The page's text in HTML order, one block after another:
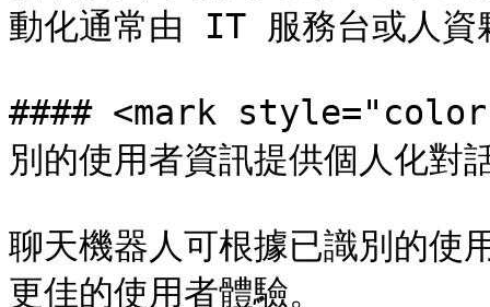
動化通常由 IT 服務台或人資
#### <mark style="color:
別的使用者資訊提供個人化
聊天機器人可根據已識別的使
更佳的使用者體驗。